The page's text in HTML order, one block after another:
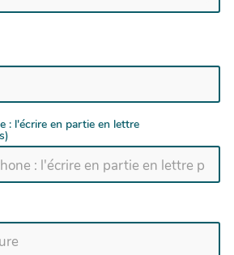
: l'écrire en partie en lettre